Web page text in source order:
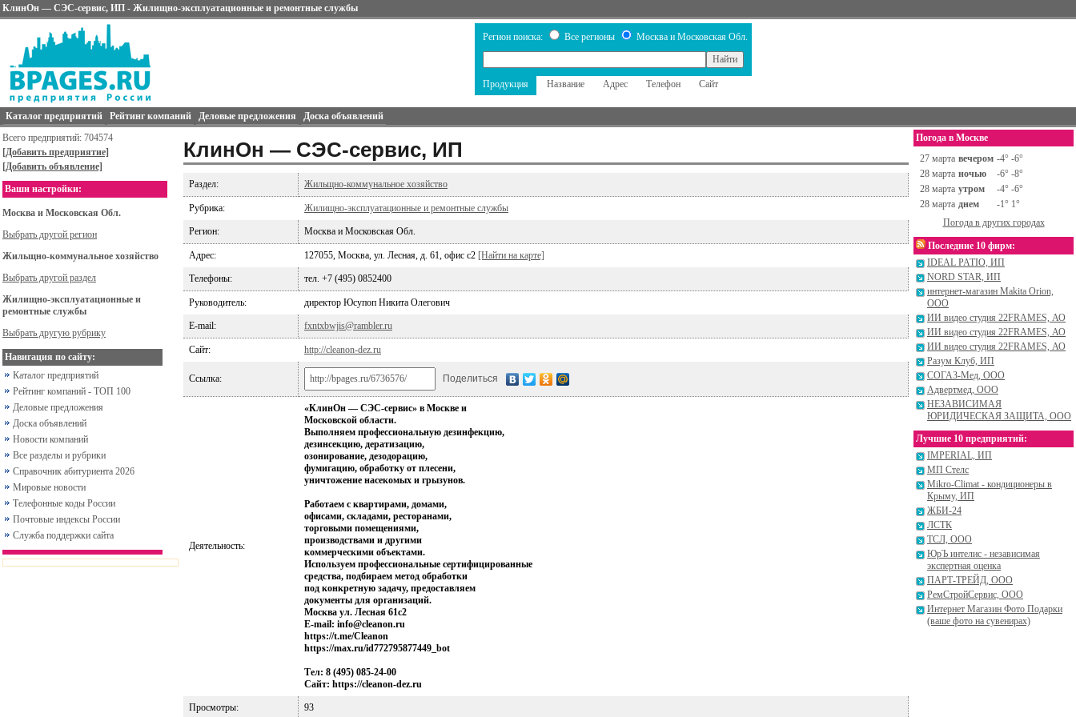
КлинОн — СЭС-сервис, ИП - Жилищно-эксплуатационные и ремонтные службы
Регион поиска: Все регионы Москва и Московская Обл.
Продукция Название Адрес Телефон Сайт
Каталог предприятий Рейтинг компаний Деловые предложения
Доска объявлений
Всего предприятий: 704574
[Добавить предприятие]
[Добавить объявление]
Ваши настройки:
Москва и Московская Обл.
Выбрать другой регион
Жильщно-коммунальное хозяйство
Выбрать другой раздел
Жилищно-эксплуатационные и
ремонтные службы
Выбрать другую рубрику
Навигация по сайту:
Каталог предприятий
Рейтинг компаний - ТОП 100
Деловые предложения
Доска объявлений
Новости компаний
Все разделы и рубрики
Справочник абитуриента 2026
Мировые новости
Телефонные коды России
Почтовые индексы России
Служба поддержки сайта
КлинОн — СЭС-сервис, ИП
Раздел: Жильщно-коммунальное хозяйство
Рубрика: Жилищно-эксплуатационные и ремонтные службы
Регион: Москва и Московская Обл.
Адрес: 127055, Москва, ул. Лесная, д. 61, офис с2 [Найти на карте]
Телефоны: тел. +7 (495) 0852400
Руководитель: директор Юсупоп Никита Олегович
E-mail: fxntxbwjis@rambler.ru
Сайт: http://cleanon-dez.ru
Ссылка: Поделиться
Деятельность:
«КлинОн — СЭС-сервис» в Москве и
Московской области.
Выполняем профессиональную дезинфекцию,
дезинсекцию, дератизацию,
озонирование, дезодорацию,
фумигацию, обработку от плесени,
уничтожение насекомых и грызунов.
Работаем с квартирами, домами,
офисами, складами, ресторанами,
торговыми помещениями,
производствами и другими
коммерческими объектами.
Используем профессиональные сертифицированные
средства, подбираем метод обработки
под конкретную задачу, предоставляем
документы для организаций.
Москва ул. Лесная 61с2
E-mail: info@cleanon.ru
https://t.me/Cleanon
https://max.ru/id772795877449_bot
Тел: 8 (495) 085-24-00
Сайт: https://cleanon-dez.ru
Просмотры: 93
Погода в Москве
27 марта вечером -4° -6°
28 марта ночью
-6° -8°
28 марта утром
-4° -6°
28 марта днем
-1° 1°
Погода в других городах
Последние 10 фирм:
IDEAL PATIO, ИП
NORD STAR, ИП
интернет-магазин Makita Orion,
ООО
ИИ видео студия 22FRAMES, АО
ИИ видео студия 22FRAMES, АО
ИИ видео студия 22FRAMES, АО
Разум Клуб, ИП
СОГАЗ-Мед, ООО
Адвертмед, ООО
НЕЗАВИСИМАЯ
ЮРИДИЧЕСКАЯ ЗАЩИТА, ООО
Лучшие 10 предприятий:
IMPERIAL, ИП
МП Стелс
Mikro-Climat - кондиционеры в
Крыму, ИП
ЖБИ-24
ЛСТК
ТСЛ, ООО
ЮрЪ интелис - независимая
экспертная оценка
ПАРТ-ТРЕЙД, ООО
РемСтройСервис, ООО
Интернет Магазин Фото Подарки
(ваше фото на сувенирах)